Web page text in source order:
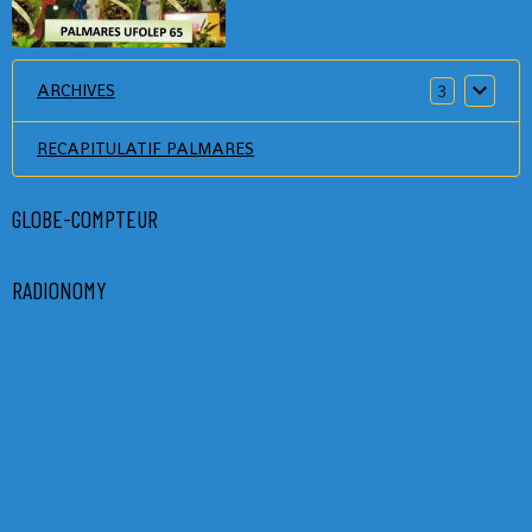
ARCHIVES 3
RECAPITULATIF PALMARES
GLOBE-COMPTEUR
RADIONOMY